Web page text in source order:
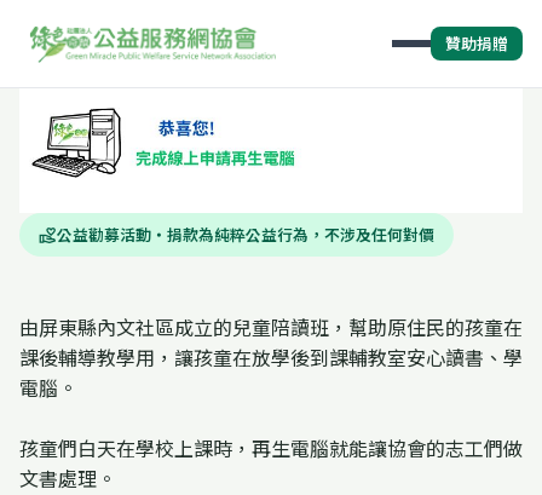
贊助捐贈
volunteer_activism公益勸募活動・捐款為純粹公益行為，不涉及任何對價
由屏東縣內文社區成立的兒童陪讀班，幫助原住民的孩童在
課後輔導教學用，讓孩童在放學後到課輔教室安心讀書、學
電腦。
孩童們白天在學校上課時，再生電腦就能讓協會的志工們做
文書處理。